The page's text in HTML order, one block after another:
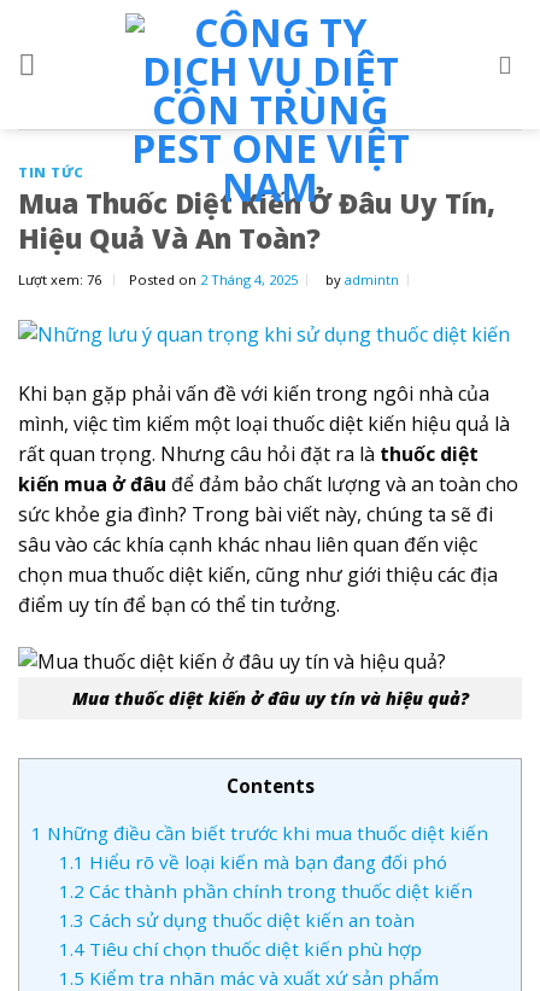
content
TIN TỨC
Mua Thuốc Diệt Kiến Ở Đâu Uy Tín,
Hiệu Quả Và An Toàn?
Lượt xem: 76 Posted on 2 Tháng 4, 2025 by admintn
Khi bạn gặp phải vấn đề với kiến trong ngôi nhà của
mình, việc tìm kiếm một loại thuốc diệt kiến hiệu quả là
rất quan trọng. Nhưng câu hỏi đặt ra là thuốc diệt
kiến mua ở đâu để đảm bảo chất lượng và an toàn cho
sức khỏe gia đình? Trong bài viết này, chúng ta sẽ đi
sâu vào các khía cạnh khác nhau liên quan đến việc
chọn mua thuốc diệt kiến, cũng như giới thiệu các địa
điểm uy tín để bạn có thể tin tưởng.
Mua thuốc diệt kiến ở đâu uy tín và hiệu quả?
Contents
1 Những điều cần biết trước khi mua thuốc diệt kiến
1.1 Hiểu rõ về loại kiến mà bạn đang đối phó
1.2 Các thành phần chính trong thuốc diệt kiến
1.3 Cách sử dụng thuốc diệt kiến an toàn
1.4Tiêu chí chọn thuốc diệt kiến phù hợp
1.5 Kiểm tra nhãn mác và xuất xứ sản phẩm